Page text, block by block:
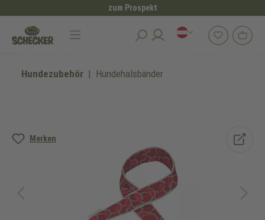
zum Prospekt
Hundezubehör Hundehalsbänder
Merken
Bildergalerie überspringen